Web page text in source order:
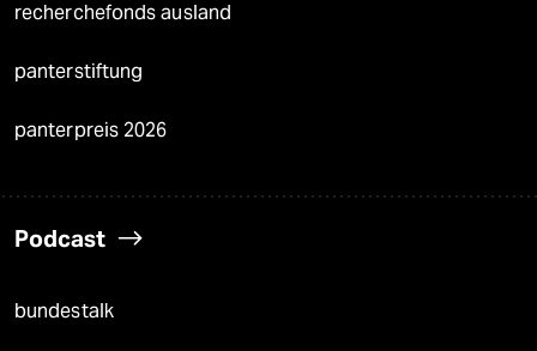
recherchefonds ausland
panterstiftung
panterpreis 2026
Podcast
bundestalk